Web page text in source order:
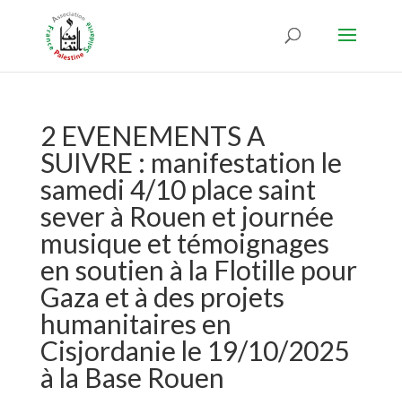
2 EVENEMENTS A
SUIVRE : manifestation le
samedi 4/10 place saint
sever à Rouen et journée
musique et témoignages
en soutien à la Flotille pour
Gaza et à des projets
humanitaires en
Cisjordanie le 19/10/2025
à la Base Rouen